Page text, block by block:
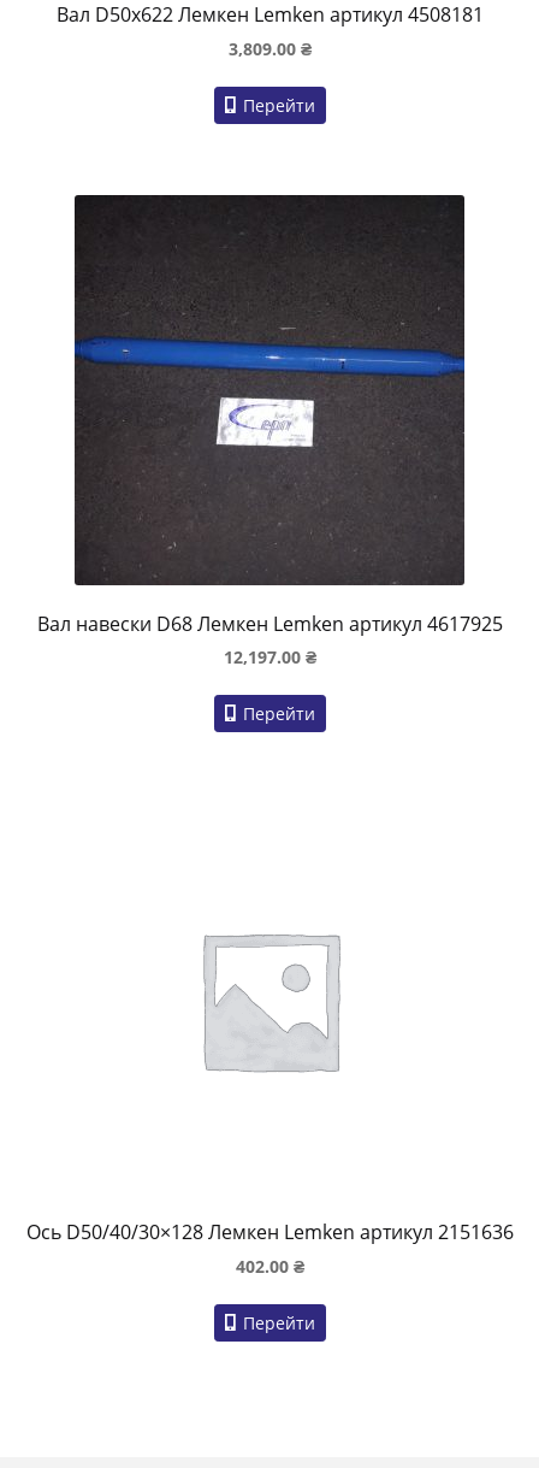
Вал D50x622 Лемкен Lemken артикул 4508181
3,809.00 ₴
Перейти
Вал навески D68 Лемкен Lemken артикул 4617925
12,197.00 ₴
Перейти
Ось D50/40/30×128 Лемкен Lemken артикул 2151636
402.00 ₴
Перейти